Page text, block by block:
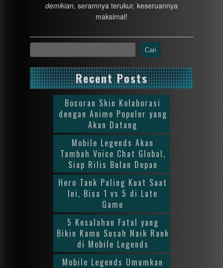
demikian, seramnya terukur, keseruannya
maksimal!
Cari
Recent Posts
Bocoran Skin Kolaborasi
dengan Anime Populer yang
Akan Datang
Mobile Legends Akan
Tambah Voice Chat Global,
Siap Rilis Bulan Depan
Hero Tank Paling Kuat Saat
Ini, Bisa 1 vs 5 di Late
Game
5 Kesalahan Fatal yang
Bikin Kamu Susah Naik Rank
di Mobile Legends
Mobile Legends Umumkan